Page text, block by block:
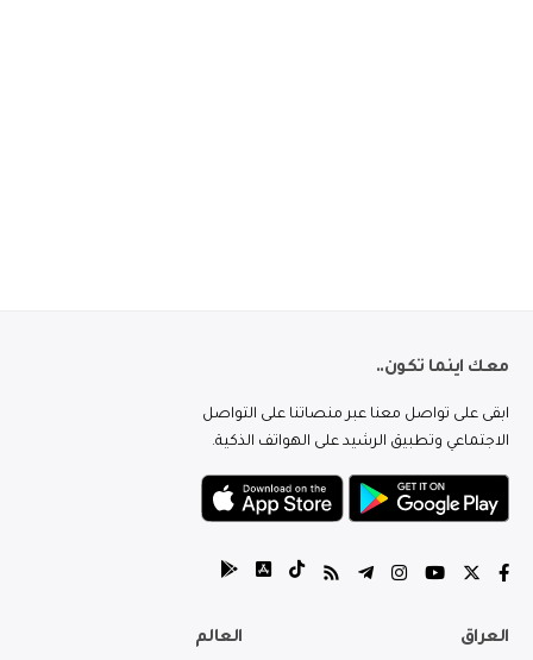
معك اينما تكون..
ابقى على تواصل معنا عبر منصاتنا على التواصل
الاجتماعي وتطبيق الرشيد على الهواتف الذكية.
العراق العالم